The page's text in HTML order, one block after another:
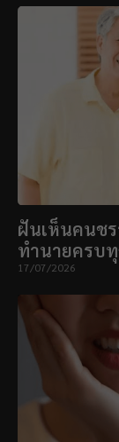
ฝันเห็นคนชร
ทำนายครบ
17/07/2026